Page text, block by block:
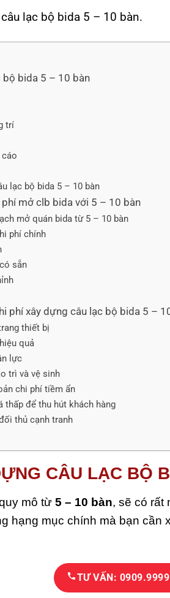
lạc bộ bida 5 – 10 bàn.
bộ bida 5 – 10 bàn
trí
lạc bộ bida 5 – 10 bàn
mở clb bida với 5 – 10 bàn
mở quán bida từ 5 – 10 bàn
phí chính
sẵn
phí xây dựng câu lạc bộ bida 5 –
thiết bị
quả
lực
trì và vệ sinh
chi phí tiềm ẩn
thấp để thu hút khách hàng
thủ cạnh tranh
CÂU LẠC BỘ
mô từ 5 – 10 bàn, sẽ có rất
hạng mục chính mà bạn cần
TƯ VẤN: